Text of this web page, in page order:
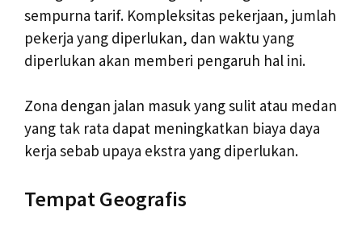
sempurna tarif. Kompleksitas pekerjaan, jumlah
pekerja yang diperlukan, dan waktu yang
diperlukan akan memberi pengaruh hal ini.
Zona dengan jalan masuk yang sulit atau medan
yang tak rata dapat meningkatkan biaya daya
kerja sebab upaya ekstra yang diperlukan.
Tempat Geografis